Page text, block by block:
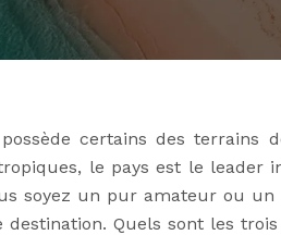
certains des terrains
le pays est le leader
soyez un pur amateur ou un
Quels sont les